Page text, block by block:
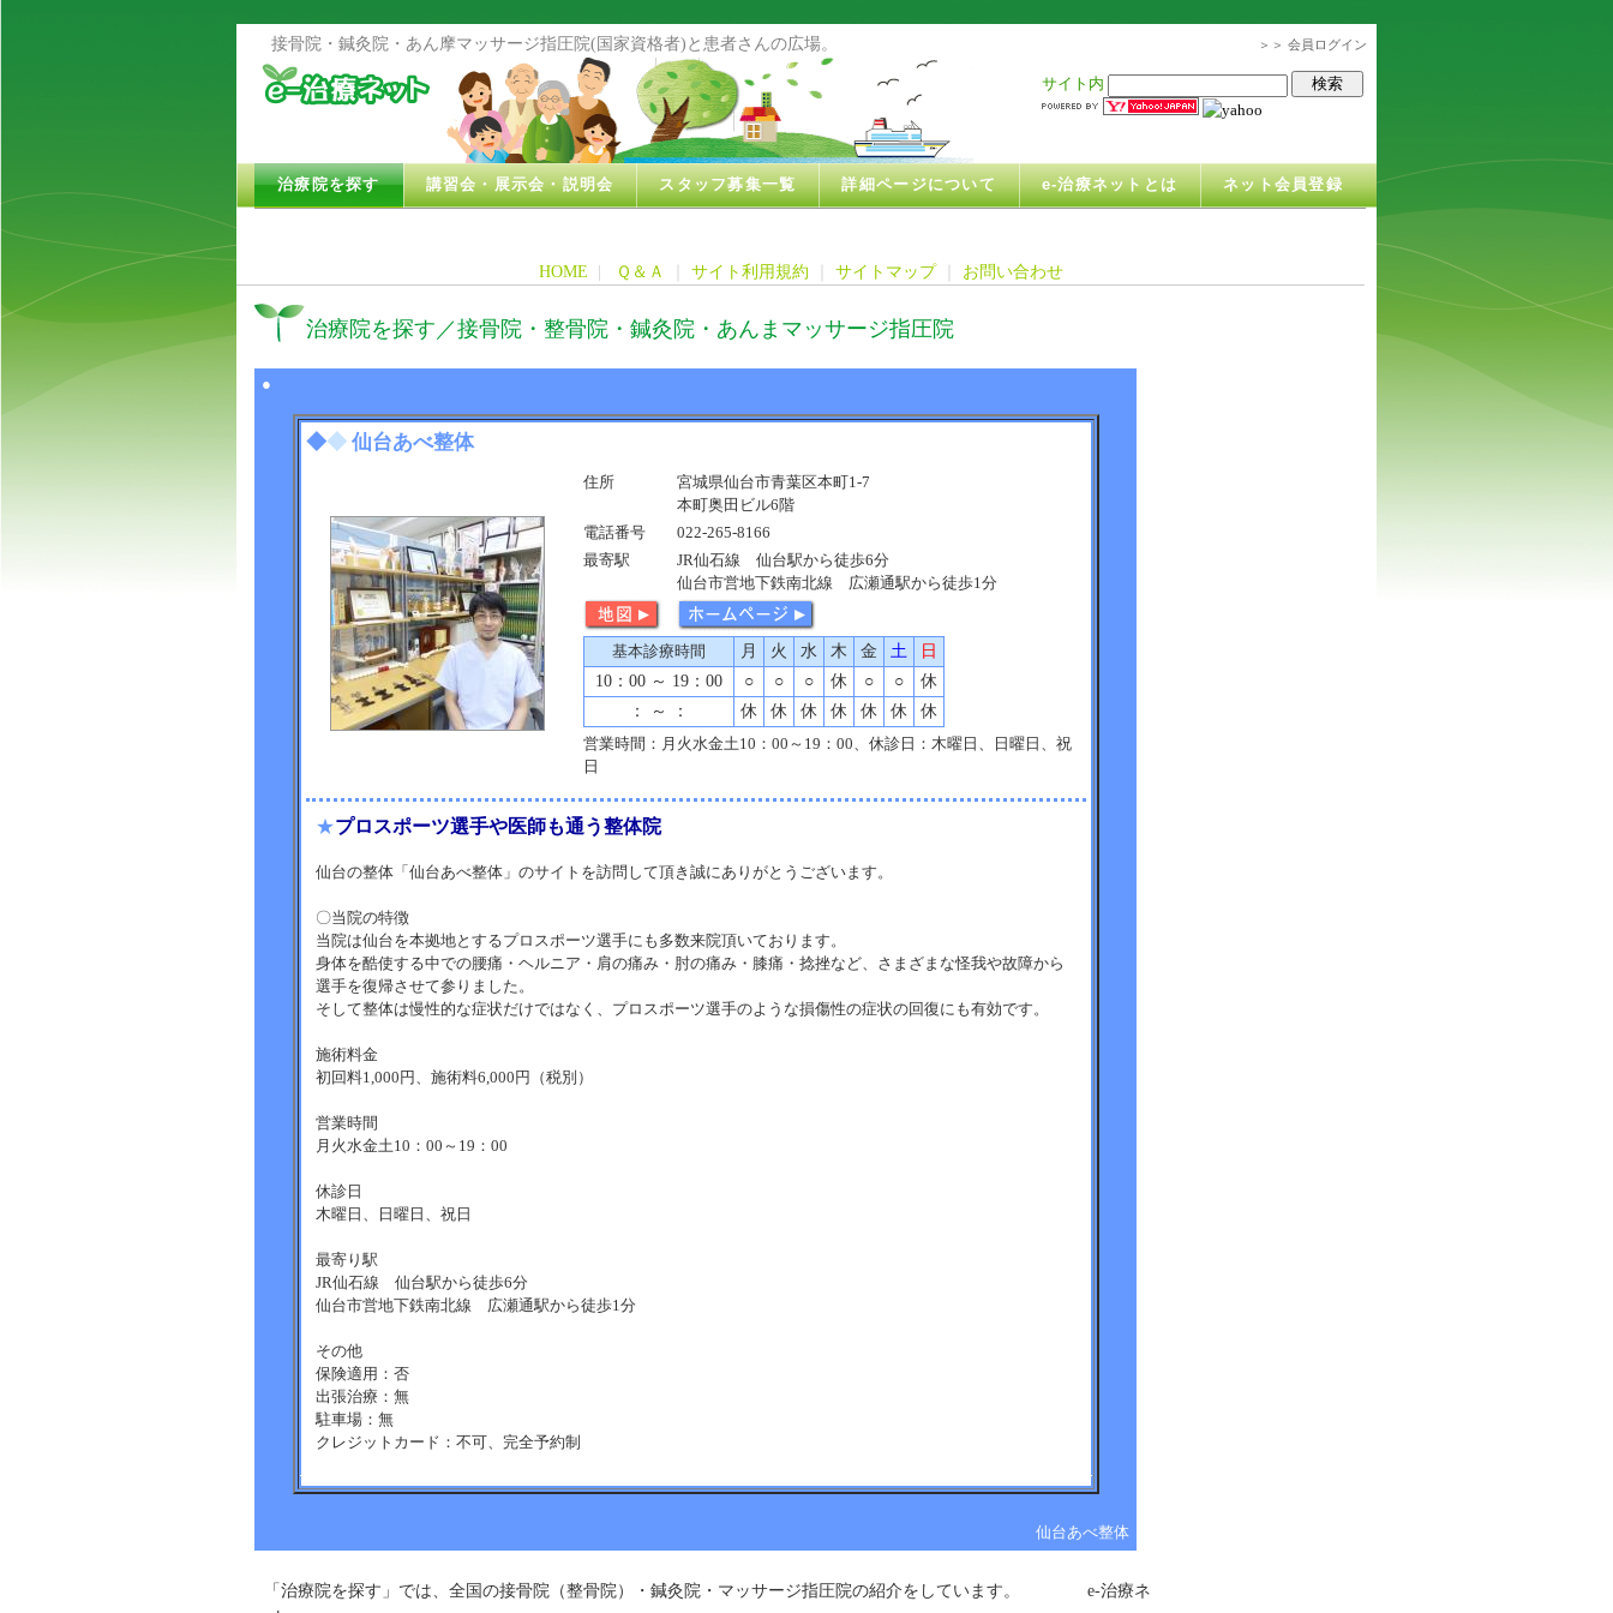
接骨院・鍼灸院・あん摩マッサージ指圧院(国家資格者)と患者さんの広場。 ＞＞ 会員ログイン
サイト内
治療院を探す 講習会・展示会・説明会 スタッフ募集一覧 詳細ページについて e-治療ネットとは ネット会員登録
HOME | Ｑ＆Ａ サイト利用規約 サイトマップ｜ お問い合わせ
治療院を探す／接骨院・整骨院・鍼灸院・あんまマッサージ指圧院
●
◆◆仙台あべ整体
住所
宮城県仙台市青葉区本町1-7
本町奥田ビル6階
電話番号
022-265-8166
最寄駅
JR仙石線 仙台駅から徒歩6分
仙台市営地下鉄南北線 広瀬通駅から徒歩1分
基本診療時間 月 火 水 木 金 土
日
10：00 ～ 19：00
○ ○ ○ 休 ○ ○
休
： ～ ：
休 休 休 休 休 休
休
営業時間：月火水金土10：00～19：00、休診日：木曜日、日曜日、祝
日
★プロスポーツ選手や医師も通う整体院
仙台の整体「仙台あべ整体」のサイトを訪問して頂き誠にありがとうございます。
〇当院の特徴
当院は仙台を本拠地とするプロスポーツ選手にも多数来院頂いております。
身体を酷使する中での腰痛・ヘルニア・肩の痛み・肘の痛み・膝痛・捻挫など、さまざまな怪我や故障から
選手を復帰させて参りました。
そして整体は慢性的な症状だけではなく、プロスポーツ選手のような損傷性の症状の回復にも有効です。
施術料金
初回料1,000円、施術料6,000円（税別）
営業時間
月火水金土10：00～19：00
休診日
木曜日、日曜日、祝日
最寄り駅
JR仙石線 仙台駅から徒歩6分
仙台市営地下鉄南北線 広瀬通駅から徒歩1分
その他
保険適用：否
出張治療：無
駐車場：無
クレジットカード：不可、完全予約制
仙台あべ整体
「治療院を探す」では、全国の接骨院（整骨院）・鍼灸院・マッサージ指圧院の紹介をしています。 e-治療ネ